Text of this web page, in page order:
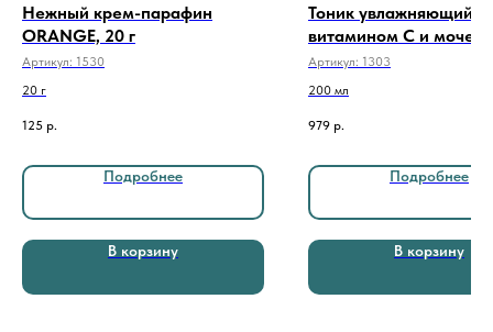
Нежный крем-парафин
ORANGE, 20 г
Артикул: 1530
20 г
125 р.
Подробнее
В корзину
Тоник увлажняющий с
витамином C и
INTENSIVE
мл
Артикул: 1303
200 мл
979 р.
Подробнее
В корзину